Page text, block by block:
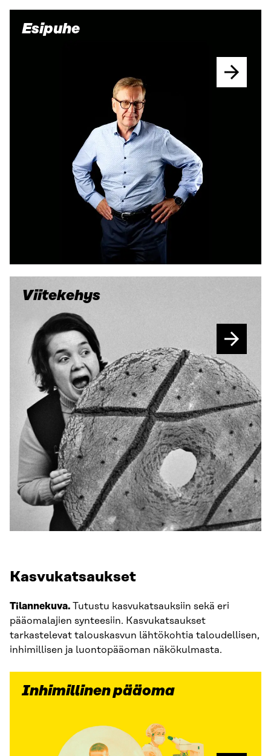
Esipuhe
Viitekehys
Kasvukatsaukset
Tilannekuva. Tutustu kasvukatsauksiin sekä eri
pääomalajien synteesiin. Kasvukatsaukset
tarkastelevat talouskasvun lähtökohtia taloudellisen,
inhimillisen ja luontopääoman näkökulmasta.
Inhimillinen pääoma